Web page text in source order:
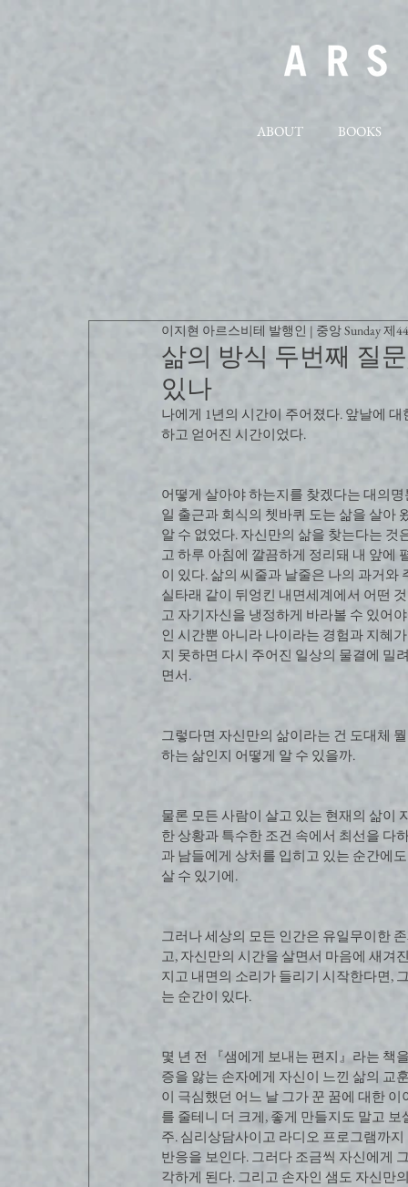
ABOUT BOOKS
삶의 방식 두번째 질
있나
이지현 아르스비테 발행인 | 중앙 Sunday 제
나에게 1년의 시간이 주어졌다. 앞날에
하고 얻어진 시간이었다.
어떻게 살아야 하는지를 찾겠다는 대의
일 출근과 회식의 쳇바퀴 도는 삶을 살아
알 수 없었다. 자신만의 삶을 찾는다는
고 하루 아침에 깔끔하게 정리돼 내 앞에
이 있다. 삶의 씨줄과 날줄은 나의 과거
실타래 같이 뒤엉킨 내면세계에서 어떤
고 자기자신을 냉정하게 바라볼 수 있어
인 시간뿐 아니라 나이라는 경험과 지혜
지 못하면 다시 주어진 일상의 물결에 밀
면서.
그렇다면 자신만의 삶이라는 건 도대체
하는 삶인지 어떻게 알 수 있을까.
물론 모든 사람이 살고 있는 현재의 삶이
한 상황과 특수한 조건 속에서 최선을 다
과 남들에게 상처를 입히고 있는 순간에
살 수 있기에.
그러나 세상의 모든 인간은 유일무이한
고, 자신만의 시간을 살면서 마음에 새겨
지고 내면의 소리가 들리기 시작한다면,
는 순간이 있다.
몇 년 전 『샘에게 보내는 편지』라는 책
증을 앓는 손자에게 자신이 느낀 삶의 교
이 극심했던 어느 날 그가 꾼 꿈에 대한
를 줄테니 더 크게, 좋게 만들지도 말고
주. 심리상담사이고 라디오 프로그램까
반응을 보인다. 그러다 조금씩 자신에게
각하게 된다. 그리고 손자인 샘도 자신만